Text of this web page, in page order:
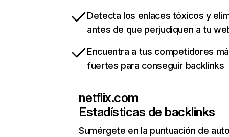
Detecta los enlaces tóxicos y
antes de que perjudiquen a tu
Encuentra a tus competidores
fuertes para conseguir backlinks
netflix.com
Estadísticas de backlinks
Sumérgete en la puntuación de